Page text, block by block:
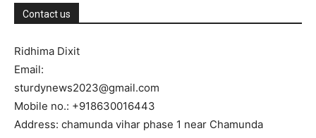
Contact us
Ridhima Dixit
Email:
sturdynews2023@gmail.com
Mobile no.: +918630016443
Address: chamunda vihar phase 1 near Chamunda